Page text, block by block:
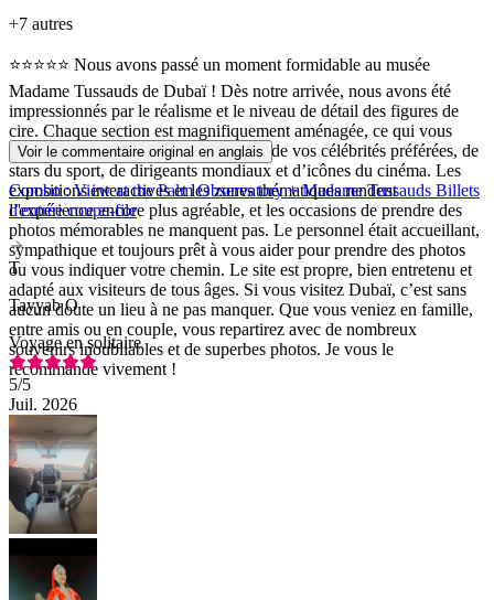
+7 autres
⭐⭐⭐⭐⭐ Nous avons passé un moment formidable au musée
Madame Tussauds de Dubaï ! Dès notre arrivée, nous avons été
impressionnés par le réalisme et le niveau de détail des figures de
cire. Chaque section est magnifiquement aménagée, ce qui vous
donne l’impression d’être juste à côté de vos célébrités préférées, de
stars du sport, de dirigeants mondiaux et d’icônes du cinéma. Les
expositions interactives et les zones thématiques rendent
l’expérience encore plus agréable, et les occasions de prendre des
photos mémorables ne manquent pas. Le personnel était accueillant,
sympathique et toujours prêt à vous aider pour prendre des photos
ou vous indiquer votre chemin. Le site est propre, bien entretenu et
adapté aux visiteurs de tous âges. Si vous visitez Dubaï, c’est sans
aucun doute un lieu à ne pas manquer. Que vous veniez en famille,
entre amis ou en couple, vous repartirez avec de nombreux
souvenirs inoubliables et de superbes photos. Je vous le
recommande vivement !
Voir le commentaire original en anglais
Combo : View at the Palm Observatory + Madame Tussauds Billets
d'entrée coupe-file
T
Tayyab O
Voyage en solitaire
5/5
Juil. 2026